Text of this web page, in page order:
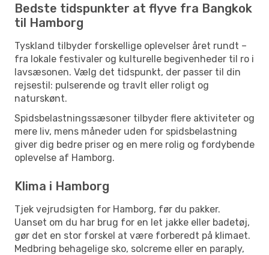
Bedste tidspunkter at flyve fra Bangkok
til Hamborg
Tyskland tilbyder forskellige oplevelser året rundt –
fra lokale festivaler og kulturelle begivenheder til ro i
lavsæsonen. Vælg det tidspunkt, der passer til din
rejsestil: pulserende og travlt eller roligt og
naturskønt.
Spidsbelastningssæsoner tilbyder flere aktiviteter og
mere liv, mens måneder uden for spidsbelastning
giver dig bedre priser og en mere rolig og fordybende
oplevelse af Hamborg.
Klima i Hamborg
Tjek vejrudsigten for Hamborg, før du pakker.
Uanset om du har brug for en let jakke eller badetøj,
gør det en stor forskel at være forberedt på klimaet.
Medbring behagelige sko, solcreme eller en paraply,